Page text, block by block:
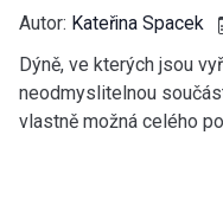
Autor: Kateřina Spacek
Dýně, ve kterých jsou
neodmyslitelnou
vlastně možná celého